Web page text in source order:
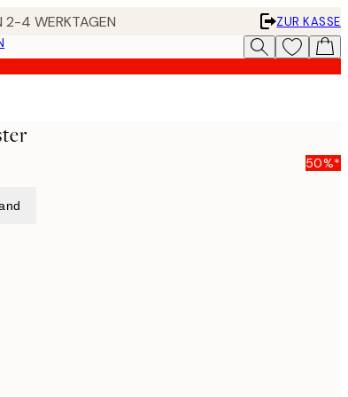
2-4 WERKTAGEN
ZUR KASSE
50%*